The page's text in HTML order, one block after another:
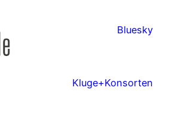
Bluesky
Kluge+Konsorten